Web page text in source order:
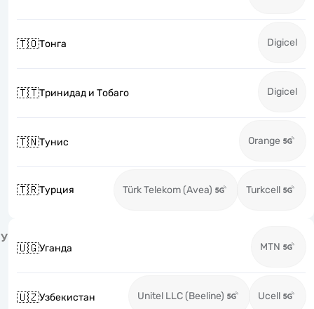
🇹🇴Тонга Digicel
🇹🇹Тринидад и Тобаго Digicel
🇹🇳Тунис Orange
🇹🇷Турция Türk Telekom (Avea) Turkcell
У
🇺🇬Уганда MTN
🇺🇿Узбекистан Unitel LLC (Beeline) Ucell